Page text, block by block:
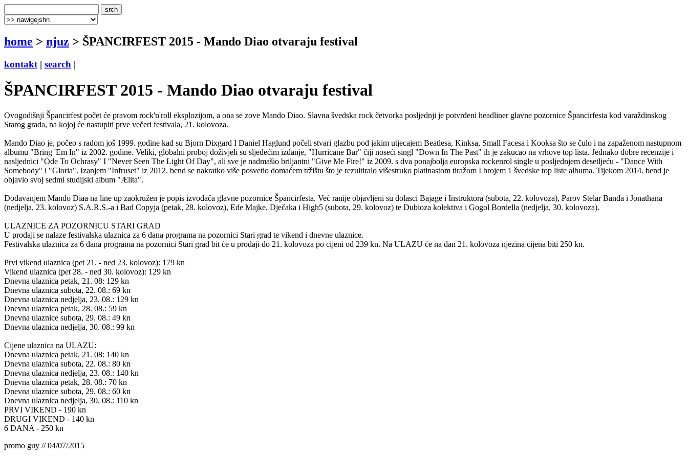
home > njuz > ŠPANCIRFEST 2015 - Mando Diao otvaraju festival
kontakt | search |
ŠPANCIRFEST 2015 - Mando Diao otvaraju festival
Ovogodišnji Špancirfest počet će pravom rock'n'roll eksplozijom, a ona se zove Mando Diao. Slavna švedska rock četvorka posljednji je potvrđeni headliner glavne pozornice Špancirfesta kod varaždinskog
Starog grada, na kojoj će nastupiti prve večeri festivala, 21. kolovoza.
Mando Diao je, počeo s radom još 1999. godine kad su Bjorn Dixgard I Daniel Haglund počeli stvari glazbu pod jakim utjecajem Beatlesa, Kinksa, Small Facesa i Kooksa što se čulo i na zapaženom nastupnom
albumu "Bring 'Em In" iz 2002. godine. Veliki, globalni proboj doživjeli su sljedećim izdanje, "Hurricane Bar" čiji noseći singl "Down In The Past" ih je zakucao na vrhove top lista. Jednako dobre recenzije i
nasljednici "Ode To Ochrasy" I "Never Seen The Light Of Day", ali sve je nadmašio briljantni "Give Me Fire!" iz 2009. s dva ponajbolja europska rockenrol single u posljednjem desetljeću - "Dance With
Somebody" i "Gloria". Izanjem "Infruset" iz 2012. bend se nakratko više posvetio domaćem tržištu što je rezultiralo višestruko platinastom tiražom I brojem 1 švedske top liste albuma. Tijekom 2014. bend je
objavio svoj sedmi studijski album "Ælita".
Dodavanjem Mando Diaa na line up zaokružen je popis izvođača glavne pozornice Špancirfesta. Već ranije objavljeni su dolasci Bajage i Instruktora (subota, 22. kolovoza), Parov Stelar Banda i Jonathana
(nedjelja, 23. kolovoz) S.A.R.S.-a i Bad Copyja (petak, 28. kolovoz), Ede Majke, Dječaka i High5 (subota, 29. kolovoz) te Dubioza kolektiva i Gogol Bordella (nedjelja, 30. kolovoza).
ULAZNICE ZA POZORNICU STARI GRAD
U prodaji se nalaze festivalska ulaznica za 6 dana programa na pozornici Stari grad te vikend i dnevne ulaznice.
Festivalska ulaznica za 6 dana programa na pozornici Stari grad bit će u prodaji do 21. kolovoza po cijeni od 239 kn. Na ULAZU će na dan 21. kolovoza njezina cijena biti 250 kn.
Prvi vikend ulaznica (pet 21. - ned 23. kolovoz): 179 kn
Vikend ulaznica (pet 28. - ned 30. kolovoz): 129 kn
Dnevna ulaznica petak, 21. 08: 129 kn
Dnevna ulaznica subota, 22. 08.: 69 kn
Dnevna ulaznica nedjelja, 23. 08.: 129 kn
Dnevna ulaznica petak, 28. 08.: 59 kn
Dnevna ulaznice subota, 29. 08.: 49 kn
Dnevna ulaznica nedjelja, 30. 08.: 99 kn
Cijene ulaznica na ULAZU:
Dnevna ulaznica petak, 21. 08: 140 kn
Dnevna ulaznica subota, 22. 08.: 80 kn
Dnevna ulaznica nedjelja, 23. 08.: 140 kn
Dnevna ulaznica petak, 28. 08.: 70 kn
Dnevna ulaznice subota, 29. 08.: 60 kn
Dnevna ulaznica nedjelja, 30. 08.: 110 kn
PRVI VIKEND - 190 kn
DRUGI VIKEND - 140 kn
6 DANA - 250 kn
promo guy // 04/07/2015